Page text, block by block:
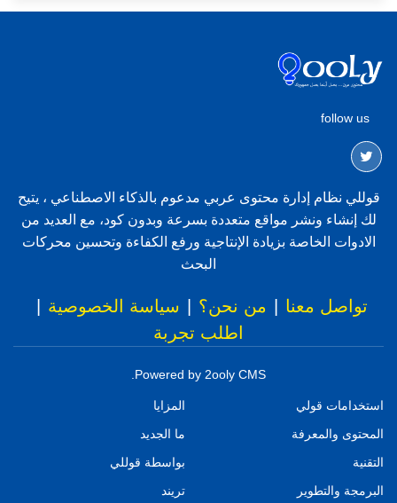
follow us
قوللي نظام إدارة محتوى عربي مدعوم بالذكاء الاصطناعي ، يتيح
لك إنشاء ونشر مواقع متعددة بسرعة وبدون كود، مع العديد من
الادوات الخاصة بزيادة الإنتاجية ورفع الكفاءة وتحسين محركات
البحث
تواصل معنا من نحن؟ سياسة الخصوصية
اطلب تجربة
Powered by 2ooly CMS.
استخدامات قولي
المحتوى والمعرفة
التقنية
البرمجة والتطوير
المزايا
ما الجديد
بواسطة قوللي
تريند